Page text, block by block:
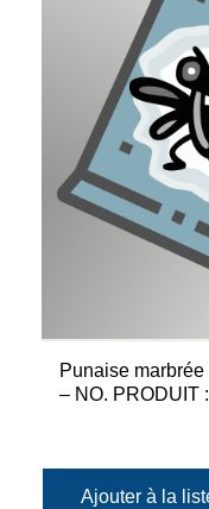
Punaise
– NO. PRODUIT
Ajouter à la